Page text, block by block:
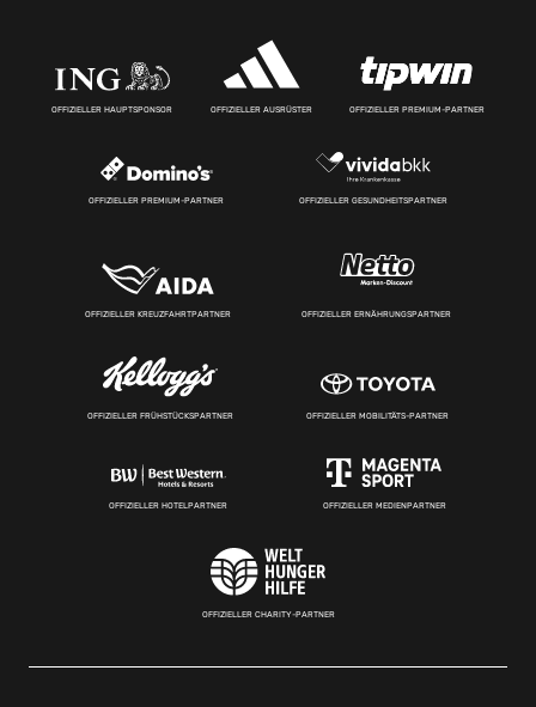
OFFIZIELLER HAUPTSPONSOR OFFIZIELLER AUSRÜSTER OFFIZIELLER PREMIUM-PARTNER
OFFIZIELLER PREMIUM-PARTNER OFFIZIELLER GESUNDHEITSPARTNER
OFFIZIELLER KREUZFAHRTPARTNER OFFIZIELLER ERNÄHRUNGSPARTNER
OFFIZIELLER FRÜHSTÜCKSPARTNER OFFIZIELLER MOBILITÄTS-PARTNER
OFFIZIELLER HOTELPARTNER OFFIZIELLER MEDIENPARTNER
OFFIZIELLER CHARITY-PARTNER